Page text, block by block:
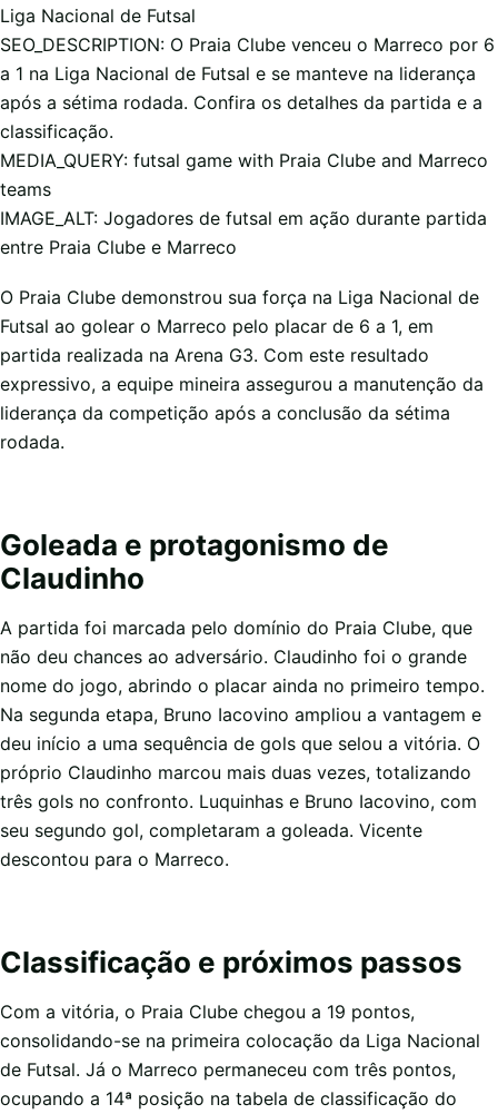
Liga Nacional de Futsal
SEO_DESCRIPTION: O Praia Clube venceu o Marreco por 6
a 1 na Liga Nacional de Futsal e se manteve na liderança
após a sétima rodada. Confira os detalhes da partida e a
classificação.
MEDIA_QUERY: futsal game with Praia Clube and Marreco
teams
IMAGE_ALT: Jogadores de futsal em ação durante partida
entre Praia Clube e Marreco
O Praia Clube demonstrou sua força na Liga Nacional de
Futsal ao golear o Marreco pelo placar de 6 a 1, em
partida realizada na Arena G3. Com este resultado
expressivo, a equipe mineira assegurou a manutenção da
liderança da competição após a conclusão da sétima
rodada.
Goleada e protagonismo de
Claudinho
A partida foi marcada pelo domínio do Praia Clube, que
não deu chances ao adversário. Claudinho foi o grande
nome do jogo, abrindo o placar ainda no primeiro tempo.
Na segunda etapa, Bruno Iacovino ampliou a vantagem e
deu início a uma sequência de gols que selou a vitória. O
próprio Claudinho marcou mais duas vezes, totalizando
três gols no confronto. Luquinhas e Bruno Iacovino, com
seu segundo gol, completaram a goleada. Vicente
descontou para o Marreco.
Classificação e próximos passos
Com a vitória, o Praia Clube chegou a 19 pontos,
consolidando-se na primeira colocação da Liga Nacional
de Futsal. Já o Marreco permaneceu com três pontos,
ocupando a 14ª posição na tabela de classificação do